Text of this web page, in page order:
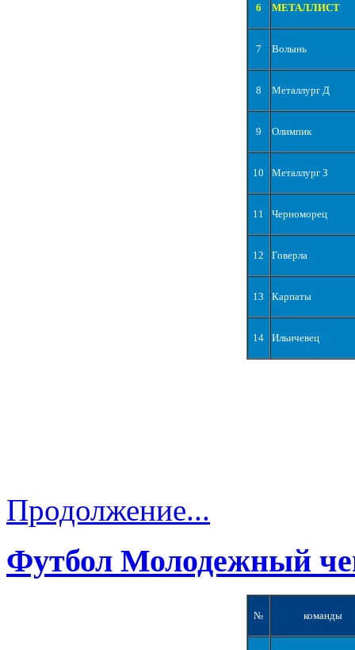
6 МЕТАЛЛИСТ
7 Волынь
8 Металлург Д
9 Олимпик
10 Металлург З
11 Черноморец
12 Говерла
13 Карпаты
14 Ильичевец
Продолжение...
Футбол Молодежный
№ команды